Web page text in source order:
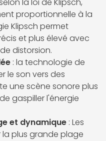
proportionnelle à la
Klipsch permet
et plus élevé avec
distorsion.
: la technologie de
le son vers des
une scène sonore plus
gaspiller l'énergie
et dynamique : Les
plus grande plage